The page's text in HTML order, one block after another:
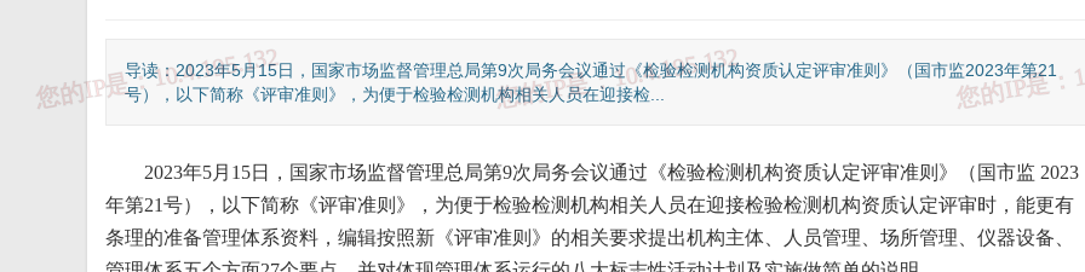
导读：2023年5月15日，国家市场监督管理总局第9次局务会议通过《检验检测机构资质认定评审准则》（国市监2023年第21
号），以下简称《评审准则》，为便于检验检测机构相关人员在迎接检...
2023年5月15日，国家市场监督管理总局第9次局务会议通过《检验检测机构资质认定评审准则》（国市监 2023
年第21号），以下简称《评审准则》，为便于检验检测机构相关人员在迎接检验检测机构资质认定评审时，能更有
条理的准备管理体系资料，编辑按照新《评审准则》的相关要求提出机构主体、人员管理、场所管理、仪器设备、